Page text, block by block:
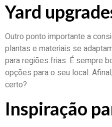
Yard
Outro ponto importante a
plantas e materiais se
para regiões frias. É sempre
opções para o seu local.
certo?
Inspiração